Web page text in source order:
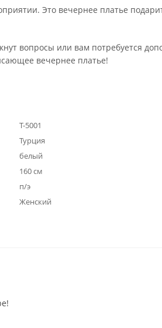
Это вечернее платье
вопросы или вам потребуется
вечернее платье!
Т-5001
Турция
белый
160 см
п/э
Женский